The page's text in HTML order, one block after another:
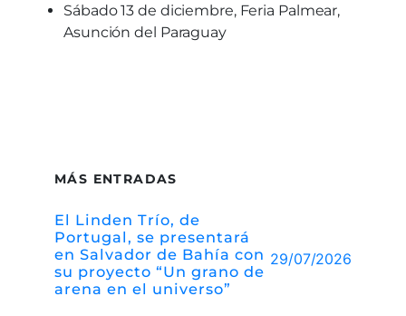
Sábado 13 de diciembre, Feria Palmear,
Asunción del Paraguay
MÁS ENTRADAS
El Linden Trío, de
Portugal, se presentará
en Salvador de Bahía con
su proyecto “Un grano de
arena en el universo”
29/07/2026